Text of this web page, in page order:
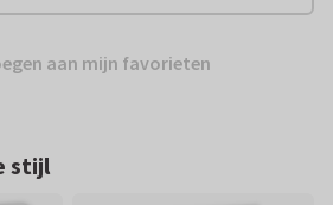
aan mijn favorieten
stijl